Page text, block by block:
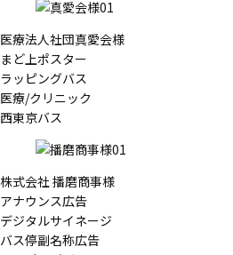
医療法人社団真愛会様
まど上ポスター
ラッピングバス
医療/クリニック
西東京バス
株式会社 播磨商事様
アナウンス広告
デジタルサイネージ
バス停副名称広告